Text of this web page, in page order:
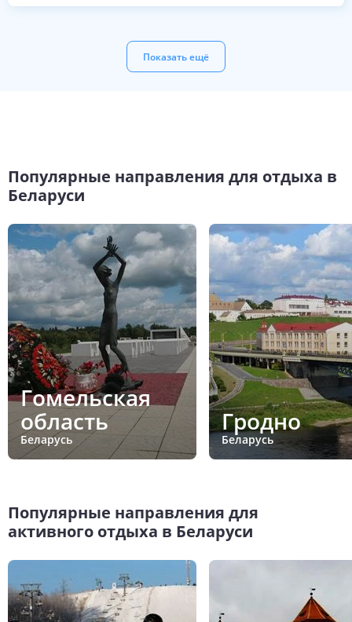
Показать ещё
Популярные направления для отдыха в
Беларуси
Гомельская
область
Беларусь
Гродно
Беларусь
Популярные направления для
активного отдыха в Беларуси